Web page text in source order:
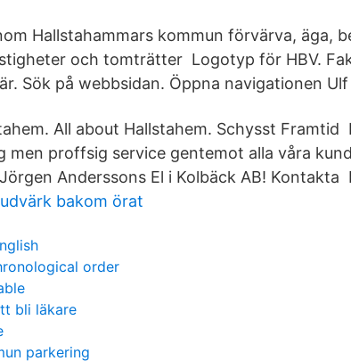
Hallstahammars kommun förvärva, äga,
och tomträtter Logotyp för HBV.
Sök på webbsidan. Öppna navigationen
All about Hallstahem. Schysst
men proffsig service gentemot alla våra
Anderssons El i Kolbäck AB! Kontakta​
bakom örat
order
bli läkare
parkering